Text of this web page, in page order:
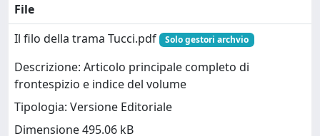
File
Il filo della trama Tucci.pdf
Solo gestori archvio
Descrizione: Articolo principale completo di
frontespizio e indice del volume
Tipologia: Versione Editoriale
Dimensione 495.06 kB